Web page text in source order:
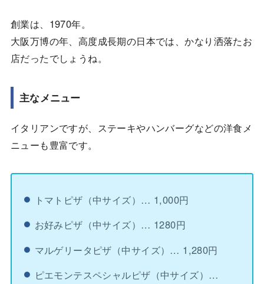
創業は、1970年。
大阪万博の年、高度成長期の日本では、かなり洒落たお
店だったでしょうね。
主なメニュー
イタリアンですが、ステーキやハンバーグなどの洋食メ
ニューも豊富です。
トマトピザ（中サイズ）… 1,000円
お好みピザ（中サイズ）… 1280円
マルゲリータピザ（中サイズ）… 1,280円
ピエモンテスペシャルピザ（中サイズ）…